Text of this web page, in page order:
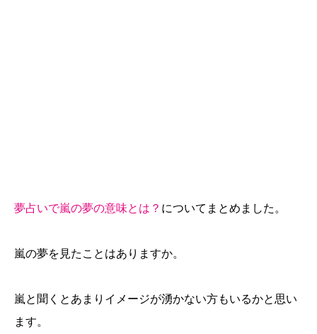
夢占いで嵐の夢の意味とは？ についてまとめました。
嵐の夢を見たことはありますか。
嵐と聞くとあまりイメージが湧かない方もいるかと思い
ます。